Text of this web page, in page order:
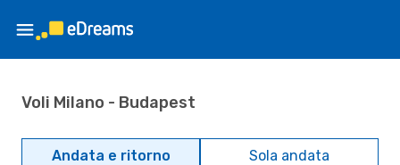
Voli Milano - Budapest
Andata e ritorno Sola andata